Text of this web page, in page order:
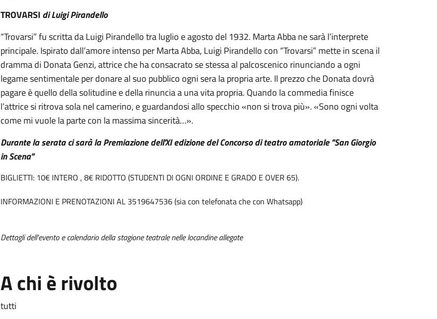
TROVARSI di Luigi Pirandello
“Trovarsi” fu scritta da Luigi Pirandello tra luglio e agosto del 1932. Marta Abba ne sarà l’interprete
principale. Ispirato dall’amore intenso per Marta Abba, Luigi Pirandello con “Trovarsi” mette in scena il
dramma di Donata Genzi, attrice che ha consacrato se stessa al palcoscenico rinunciando a ogni
legame sentimentale per donare al suo pubblico ogni sera la propria arte. Il prezzo che Donata dovrà
pagare è quello della solitudine e della rinuncia a una vita propria. Quando la commedia finisce
l’attrice si ritrova sola nel camerino, e guardandosi allo specchio «non si trova più». «Sono ogni volta
come mi vuole la parte con la massima sincerità…».
Durante la serata ci sarà la Premiazione dell'XI edizione del Concorso di teatro amatoriale "San Giorgio
in Scena"
BIGLIETTI: 10€ INTERO , 8€ RIDOTTO (STUDENTI DI OGNI ORDINE E GRADO E OVER 65).
INFORMAZIONI E PRENOTAZIONI AL 3519647536 (sia con telefonata che con Whatsapp)
Dettagli dell'evento e calendario della stagione teatrale nelle locandine allegate
A chi è rivolto
tutti